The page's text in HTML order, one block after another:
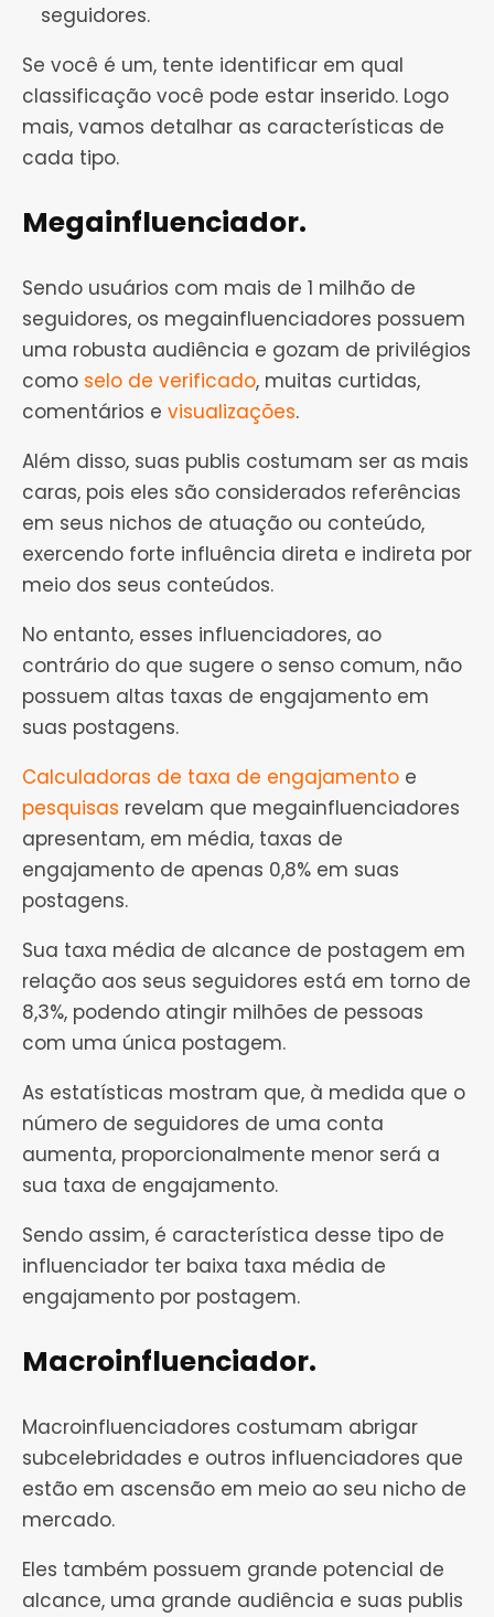
seguidores.
Se você é um, tente identificar em qual
classificação você pode estar inserido. Logo
mais, vamos detalhar as características de
cada tipo.
Megainfluenciador.
Sendo usuários com mais de 1 milhão de
seguidores, os megainfluenciadores possuem
uma robusta audiência e gozam de privilégios
como selo de verificado, muitas curtidas,
comentários e visualizações.
Além disso, suas publis costumam ser as mais
caras, pois eles são considerados referências
em seus nichos de atuação ou conteúdo,
exercendo forte influência direta e indireta por
meio dos seus conteúdos.
No entanto, esses influenciadores, ao
contrário do que sugere o senso comum, não
possuem altas taxas de engajamento em
suas postagens.
Calculadoras de taxa de engajamento e
pesquisas revelam que megainfluenciadores
apresentam, em média, taxas de
engajamento de apenas 0,8% em suas
postagens.
Sua taxa média de alcance de postagem em
relação aos seus seguidores está em torno de
8,3%, podendo atingir milhões de pessoas
com uma única postagem.
As estatísticas mostram que, à medida que o
número de seguidores de uma conta
aumenta, proporcionalmente menor será a
sua taxa de engajamento.
Sendo assim, é característica desse tipo de
influenciador ter baixa taxa média de
engajamento por postagem.
Macroinfluenciador.
Macroinfluenciadores costumam abrigar
subcelebridades e outros influenciadores que
estão em ascensão em meio ao seu nicho de
mercado.
Eles também possuem grande potencial de
alcance, uma grande audiência e suas publis